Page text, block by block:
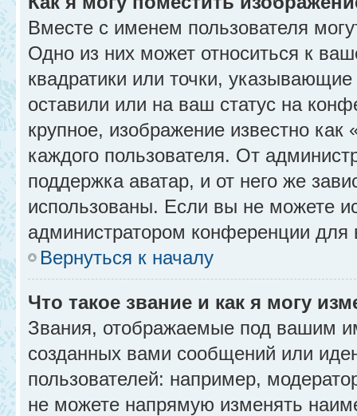
Вместе с именем пользователя
Одно из них может относиться к
квадратики или точки,
оставили или на ваш статус на
крупное, изображение известно
каждого пользователя. От
поддержка аватар, и от него же
использованы. Если вы не можете
администратором конференции для
Вернуться к началу
Что такое звание и как я могу
Звания, отображаемые под вашим
созданных вами сообщений или
пользователей: например,
не можете напрямую изменять